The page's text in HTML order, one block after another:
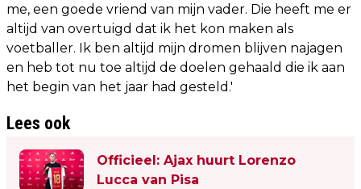
me, een goede vriend van mijn vader. Die heeft me er
altijd van overtuigd dat ik het kon maken als
voetballer. Ik ben altijd mijn dromen blijven najagen
en heb tot nu toe altijd de doelen gehaald die ik aan
het begin van het jaar had gesteld.'
Lees ook
Officieel: Ajax huurt Lorenzo
Lucca van Pisa